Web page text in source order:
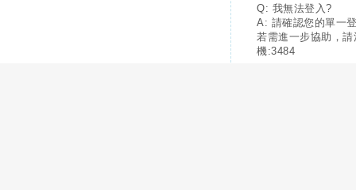
Q: 我無法登入?
A: 請確認您的單一
若需進一步協助，
機:3484